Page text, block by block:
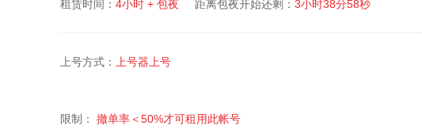
租赁时间： 4小时 + 包夜 距离包夜开始还剩： 3小时38分58秒
上号方式： 上号器上号
限制： 撤单率＜50%才可租用此帐号